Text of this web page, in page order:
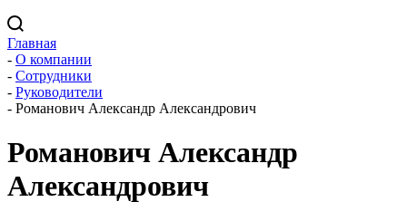
Главная
- О компании
- Сотрудники
- Руководители
- Романович Александр Александрович
Романович Александр
Александрович